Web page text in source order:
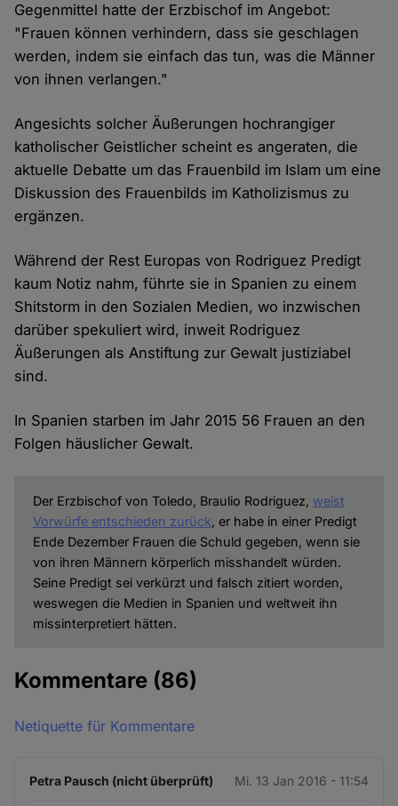
Gegenmittel hatte der Erzbischof im Angebot:
"Frauen können verhindern, dass sie geschlagen
werden, indem sie einfach das tun, was die Männer
von ihnen verlangen."
Angesichts solcher Äußerungen hochrangiger
katholischer Geistlicher scheint es angeraten, die
aktuelle Debatte um das Frauenbild im Islam um eine
Diskussion des Frauenbilds im Katholizismus zu
ergänzen.
Während der Rest Europas von Rodriguez Predigt
kaum Notiz nahm, führte sie in Spanien zu einem
Shitstorm in den Sozialen Medien, wo inzwischen
darüber spekuliert wird, inweit Rodriguez
Äußerungen als Anstiftung zur Gewalt justiziabel
sind.
In Spanien starben im Jahr 2015 56 Frauen an den
Folgen häuslicher Gewalt.
Der Erzbischof von Toledo, Braulio Rodriguez, weist
Vorwürfe entschieden zurück, er habe in einer Predigt
Ende Dezember Frauen die Schuld gegeben, wenn sie
von ihren Männern körperlich misshandelt würden.
Seine Predigt sei verkürzt und falsch zitiert worden,
weswegen die Medien in Spanien und weltweit ihn
missinterpretiert hätten.
Kommentare (86)
Netiquette für Kommentare
Petra Pausch (nicht überprüft) Mi. 13 Jan 2016 - 11:54